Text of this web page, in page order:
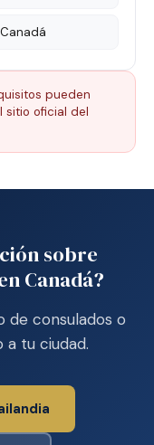
pueden
sitio oficial del
sobre
Canadá?
consulados o
tu ciudad.